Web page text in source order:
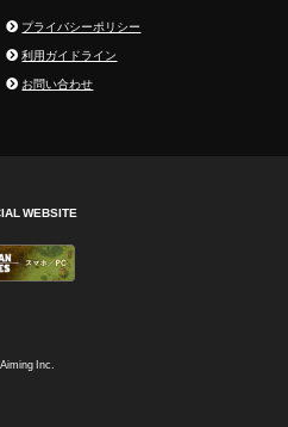
プライバシーポリシー
利用ガイドライン
お問い合わせ
WEBSITE
Inc.